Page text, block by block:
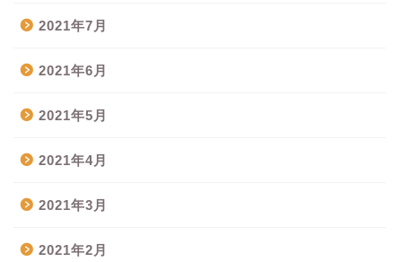
2021年7月
2021年6月
2021年5月
2021年4月
2021年3月
2021年2月